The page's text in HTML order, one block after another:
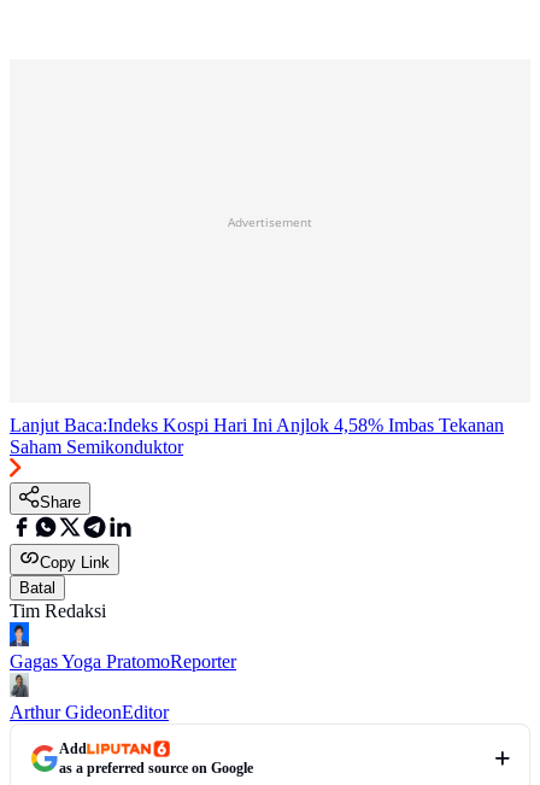
Advertisement
Lanjut Baca:Indeks Kospi Hari Ini Anjlok 4,58% Imbas Tekanan
Saham Semikonduktor
Share
Copy Link
Batal
Tim Redaksi
Gagas Yoga PratomoReporter
Arthur GideonEditor
Add
as a preferred source on Google